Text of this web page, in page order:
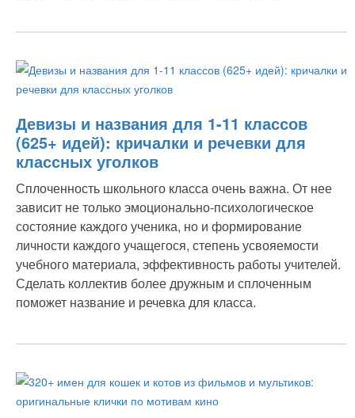
Девизы и названия для 1-11 классов
(625+ идей): кричалки и речевки для
классных уголков
Сплоченность школьного класса очень важна. От нее
зависит не только эмоционально-психологическое
состояние каждого ученика, но и формирование
личности каждого учащегося, степень усвояемости
учебного материала, эффективность работы учителей.
Сделать коллектив более дружным и сплоченным
поможет название и речевка для класса.